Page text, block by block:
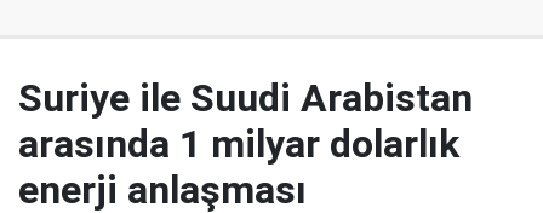
Suriye ile Suudi Arabistan
arasında 1 milyar dolarlık
enerji anlaşması